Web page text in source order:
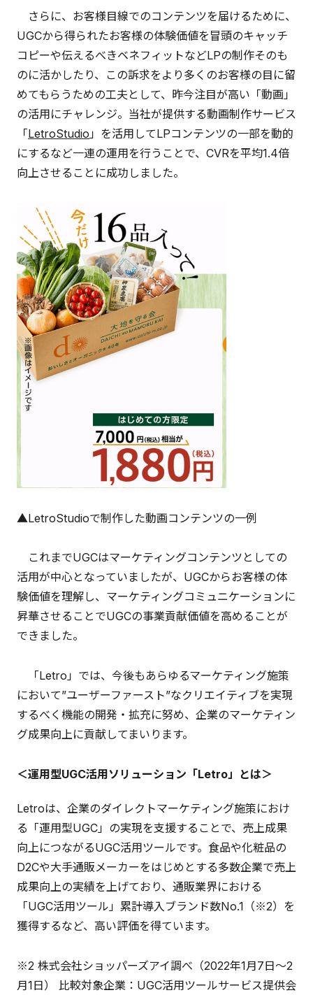
さらに、お客様目線でのコンテンツを届けるために、
UGCから得られたお客様の体験価値を冒頭のキャッチ
コピーや伝えるべきベネフィットなどLPの制作そのも
のに活かしたり、この訴求をより多くのお客様の目に留
めてもらうための工夫として、昨今注目が高い「動画」
の活用にチャレンジ。当社が提供する動画制作サービス
「LetroStudio 」を活用してLPコンテンツの一部を動的
にするなど一連の運用を行うことで、CVRを平均1.4倍
向上させることに成功しました。
▲LetroStudioで制作した動画コンテンツの一例
これまでUGCはマーケティングコンテンツとしての
活用が中心となっていましたが、UGCからお客様の体
験価値を理解し、マーケティングコミュニケーションに
昇華させることでUGCの事業貢献価値を高めることが
できました。
「Letro」では、今後もあらゆるマーケティング施策
において”ユーザーファースト”なクリエイティブを実現
するべく機能の開発・拡充に努め、企業のマーケティン
グ成果向上に貢献してまいります。
＜運用型UGC活用ソリューション「Letro」とは＞
Letroは、企業のダイレクトマーケティング施策におけ
る「運用型UGC」の実現を支援することで、売上成果
向上につながるUGC活用ツールです。食品や化粧品の
D2Cや大手通販メーカーをはじめとする多数企業で売上
成果向上の実績を上げており、通販業界における
「UGC活用ツール」累計導入ブランド数No.1（※2）を
獲得するなど、高い評価を得ています。
※2 株式会社ショッパーズアイ調べ（2022年1月7日～2
月1日） 比較対象企業：UGC活用ツールサービス提供会